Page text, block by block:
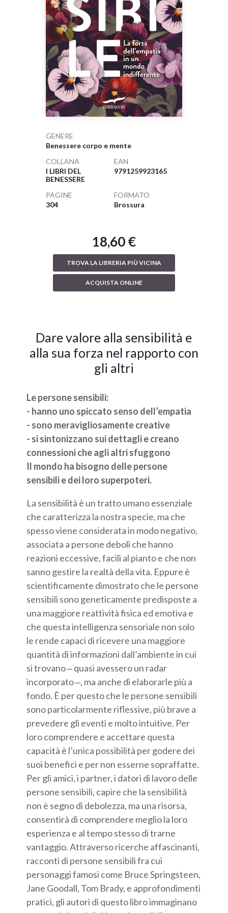
GENERE
Benessere corpo e mente
COLLANA
I LIBRI DEL
BENESSERE
EAN
9791259923165
PAGINE
304
FORMATO
Brossura
18,60 €
TROVA LA LIBRERIA PIÙ VICINA
ACQUISTA ONLINE
Dare valore alla sensibilità e
alla sua forza nel rapporto con
gli altri
Le persone sensibili:
- hanno uno spiccato senso dell’empatia
- sono meravigliosamente creative
- si sintonizzano sui dettagli e creano
connessioni che agli altri sfuggono
Il mondo ha bisogno delle persone
sensibili e dei loro superpoteri.
La sensibilità è un tratto umano essenziale
che caratterizza la nostra specie, ma che
spesso viene considerata in modo negativo,
associata a persone deboli che hanno
reazioni eccessive, facili al pianto e che non
sanno gestire la realtà della vita. Eppure è
scientificamente dimostrato che le persone
sensibili sono geneticamente predisposte a
una maggiore reattività fisica ed emotiva e
che questa intelligenza sensoriale non solo
le rende capaci di ricevere una maggiore
quantità di informazioni dall’ambiente in cui
si trovano ‒ quasi avessero un radar
incorporato ‒, ma anche di elaborarle più a
fondo. È per questo che le persone sensibili
sono particolarmente riflessive, più brave a
prevedere gli eventi e molto intuitive. Per
loro comprendere e accettare questa
capacità è l’unica possibilità per godere dei
suoi benefici e per non esserne sopraffatte.
Per gli amici, i partner, i datori di lavoro delle
persone sensibili, capire che la sensibilità
non è segno di debolezza, ma una risorsa,
consentirà di comprendere meglio la loro
esperienza e al tempo stesso di trarne
vantaggio. Attraverso ricerche affascinanti,
racconti di persone sensibili fra cui
personaggi famosi come Bruce Springsteen,
Jane Goodall, Tom Brady, e approfondimenti
pratici, gli autori di questo libro immaginano